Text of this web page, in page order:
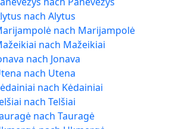
nach Alytus
nach Marijampolė
nach Mažeikiai
nach Jonava
nach Utena
nach Kėdainiai
nach Telšiai
nach Tauragė